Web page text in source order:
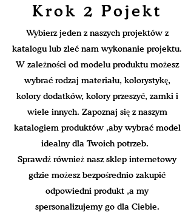
Krok 2 Pojekt
Wybierz jeden z naszych projektów z
katalogu lub zleć nam wykonanie projektu.
W zależności od modelu produktu możesz
wybrać rodzaj materiału, kolorystykę,
kolory dodatków, kolory przeszyć, zamki i
wiele innych. Zapoznaj się z naszym
katalogiem produktów ,aby wybrać model
idealny dla Twoich potrzeb.
Sprawdź również nasz sklep internetowy
gdzie możesz bezpośrednio zakupić
odpowiedni produkt ,a my
spersonalizujemy go dla Ciebie.